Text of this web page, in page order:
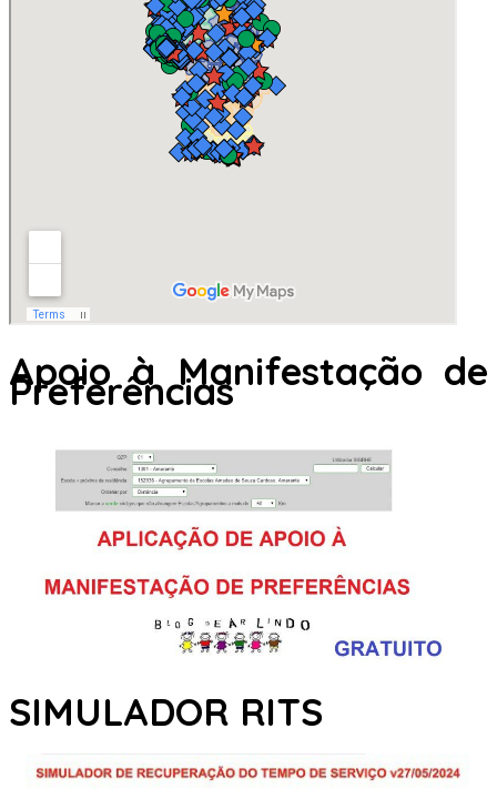
Apoio à Manifestação de
Preferências
SIMULADOR RITS